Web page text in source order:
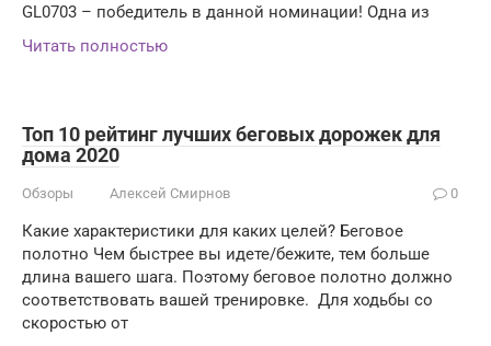
GL0703 – победитель в данной номинации! Одна из
Читать полностью
Топ 10 рейтинг лучших беговых дорожек для
дома 2020
Обзоры Алексей Смирнов 0
Какие характеристики для каких целей? Беговое
полотно Чем быстрее вы идете/бежите, тем больше
длина вашего шага. Поэтому беговое полотно должно
соответствовать вашей тренировке. Для ходьбы со
скоростью от